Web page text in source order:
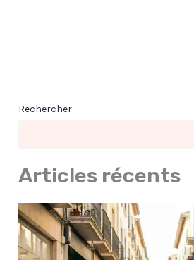
Rechercher
Articles récents